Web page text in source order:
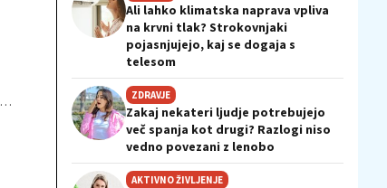
Ali lahko klimatska naprava vpliva
na krvni tlak? Strokovnjaki
pojasnjujejo, kaj se dogaja s
telesom
ZDRAVJE
Zakaj nekateri ljudje potrebujejo
več spanja kot drugi? Razlogi niso
vedno povezani z lenobo
AKTIVNO ŽIVLJENJE